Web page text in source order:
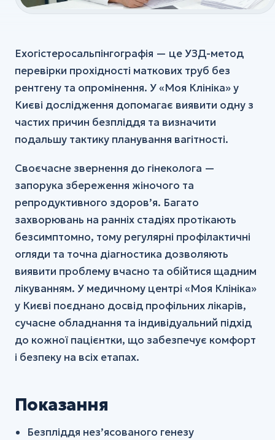
Ехогістеросальпінгографія — це УЗД-метод
перевірки прохідності маткових труб без
рентгену та опромінення. У «Моя Клініка» у
Києві дослідження допомагає виявити одну з
частих причин безпліддя та визначити
подальшу тактику планування вагітності.
Своєчасне звернення до гінеколога —
запорука збереження жіночого та
репродуктивного здоров’я. Багато
захворювань на ранніх стадіях протікають
безсимптомно, тому регулярні профілактичні
огляди та точна діагностика дозволяють
виявити проблему вчасно та обійтися щадним
лікуванням. У медичному центрі «Моя Клініка»
у Києві поєднано досвід профільних лікарів,
сучасне обладнання та індивідуальний підхід
до кожної пацієнтки, що забезпечує комфорт
і безпеку на всіх етапах.
Показання
Безпліддя нез’ясованого генезу